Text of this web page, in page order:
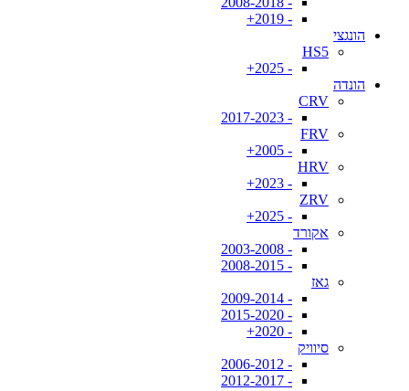
- 2019+
הונגצי
HS5
- 2025+
הונדה
CRV
- 2017-2023
FRV
- 2005+
HRV
- 2023+
ZRV
- 2025+
אקורד
- 2003-2008
- 2008-2015
גאז
- 2009-2014
- 2015-2020
- 2020+
סיוויק
- 2006-2012
- 2012-2017